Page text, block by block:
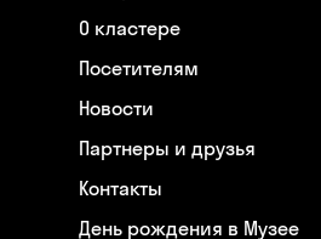
О кластере
Посетителям
Новости
Партнеры и друзья
Контакты
День рождения в Музее